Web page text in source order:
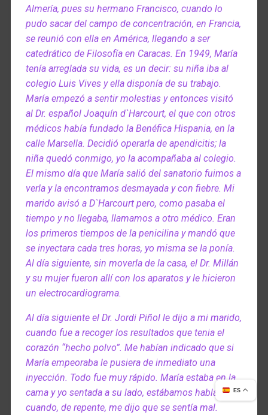
Almería, pues su hermano Francisco, cuando lo
pudo sacar del campo de concentración, en Francia,
se reunió con ella en América, llegando a ser
catedrático de Filosofía en Caracas. En 1949, María
tenía arreglada su vida, es un decir: su niña iba al
colegio Luis Vives y ella disponía de su trabajo.
María empezó a sentir molestias y entonces visitó
al Dr. español Joaquín d`Harcourt, el que con otros
médicos había fundado la Benéfica Hispania, en la
calle Marsella. Decidió operarla de apendicitis; la
niña quedó conmigo, yo la acompañaba al colegio.
El mismo día que María salió del sanatorio fuimos a
verla y la encontramos desmayada y con fiebre. Mi
marido avisó a D`Harcourt pero, como pasaba el
tiempo y no llegaba, llamamos a otro médico. Eran
los primeros tiempos de la penicilina y mandó que
se inyectara cada tres horas, yo misma se la ponía.
Al día siguiente, sin moverla de la casa, el Dr. Millán
y su mujer fueron allí con los aparatos y le hicieron
un electrocardiograma.
Al día siguiente el Dr. Jordi Piñol le dijo a mi marido,
cuando fue a recoger los resultados que tenia el
corazón “hecho polvo”. Me habían indicado que si
María empeoraba le pusiera de inmediato una
inyección. Todo fue muy rápido. María estaba en la
cama y yo sentada a su lado, estábamos hablando
cuando, de repente, me dijo que se sentía mal.
ES